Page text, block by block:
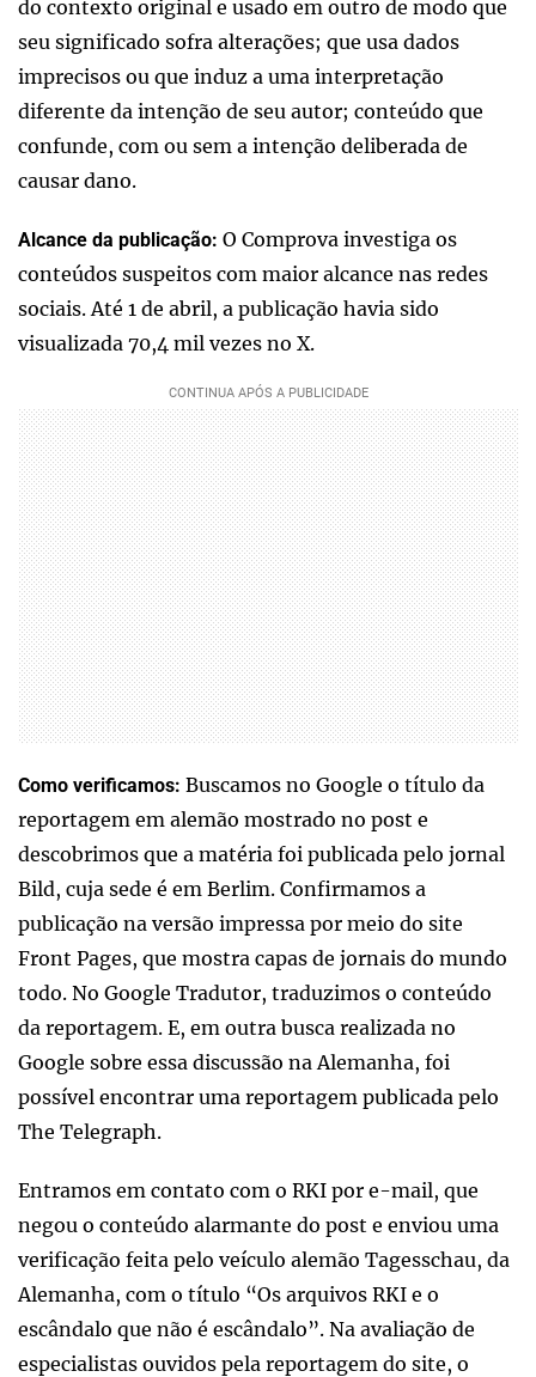
do contexto original e usado em outro de modo que
seu significado sofra alterações; que usa dados
imprecisos ou que induz a uma interpretação
diferente da intenção de seu autor; conteúdo que
confunde, com ou sem a intenção deliberada de
causar dano.
Alcance da publicação: O Comprova investiga os
conteúdos suspeitos com maior alcance nas redes
sociais. Até 1 de abril, a publicação havia sido
visualizada 70,4 mil vezes no X.
Como verificamos: Buscamos no Google o título da
reportagem em alemão mostrado no post e
descobrimos que a matéria foi publicada pelo jornal
Bild, cuja sede é em Berlim. Confirmamos a
publicação na versão impressa por meio do site
Front Pages, que mostra capas de jornais do mundo
todo. No Google Tradutor, traduzimos o conteúdo
da reportagem. E, em outra busca realizada no
Google sobre essa discussão na Alemanha, foi
possível encontrar uma reportagem publicada pelo
The Telegraph.
Entramos em contato com o RKI por e-mail, que
negou o conteúdo alarmante do post e enviou uma
verificação feita pelo veículo alemão Tagesschau, da
Alemanha, com o título “Os arquivos RKI e o
escândalo que não é escândalo”. Na avaliação de
especialistas ouvidos pela reportagem do site, o